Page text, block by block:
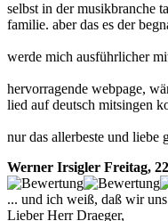
selbst in der musikbranche
familie. aber das es der
werde mich ausführlicher
hervorragende webpage,
lied auf deutsch mitsingen
nur das allerbeste und liebe
Werner Irsigler Freitag,
... und ich weiß, daß wir
Lieber Herr Draeger,